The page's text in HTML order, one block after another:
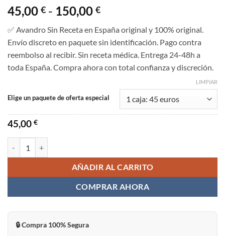
45,00 € - 150,00 €Rango
precios:
desde
45,00 €
hasta
✅ Avandro Sin Receta en España original y 100% original.
Envío discreto en paquete sin identificación. Pago contra
reembolso al recibir. Sin receta médica. Entrega 24-48h a
toda España. Compra ahora con total confianza y discreción.
Elige un paquete de oferta especial
LIMPIAR
45,00 €
AÑADIR AL CARRITO
COMPRAR AHORA
🔒 Compra 100% Segura